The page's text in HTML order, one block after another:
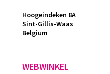
Hoogeindeken 8A
Sint-Gillis-Waas
Belgium
WEBWINKEL